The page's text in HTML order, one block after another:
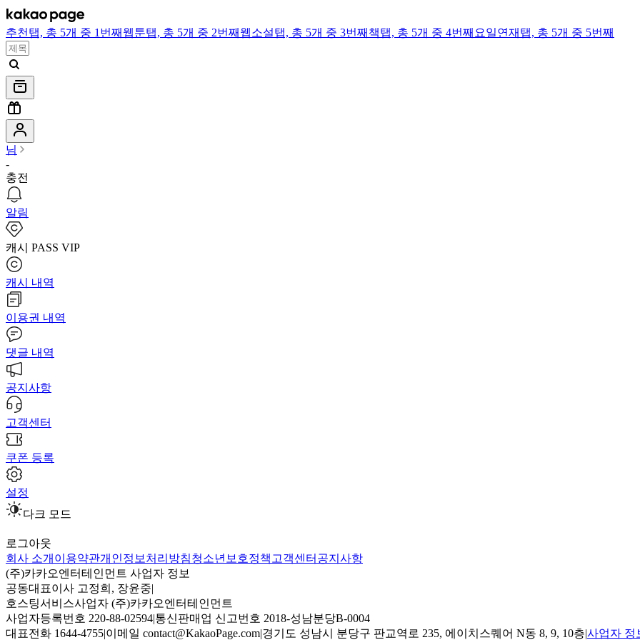
추천 탭, 총 5개 중 1번째 웹툰탭, 총 5개 중 2번째 웹소설탭, 총 5개 중 3번째 책탭, 총 5개 중 4번째 요일연재 탭, 총 5개 중 5번째
님
-
충전
알림
캐시 PASS VIP
캐시 내역
이용권 내역
댓글 내역
공지사항
고객센터
쿠폰 등록
설정
다크 모드
로그아웃
회사 소개 이용약관개인정보처리방침청소년보호정책 고객센터 공지사항
(주)카카오엔터테인먼트 사업자 정보
공동대표이사 고정희, 장윤중|
호스팅서비스사업자 (주)카카오엔터테인먼트
사업자등록번호 220-88-02594|통신판매업 신고번호 2018-성남분당B-0004
대표전화 1644-4755|이메일 contact@KakaoPage.com|경기도 성남시 분당구 판교역로 235, 에이치스퀘어 N동 8, 9, 10층|사업자 정